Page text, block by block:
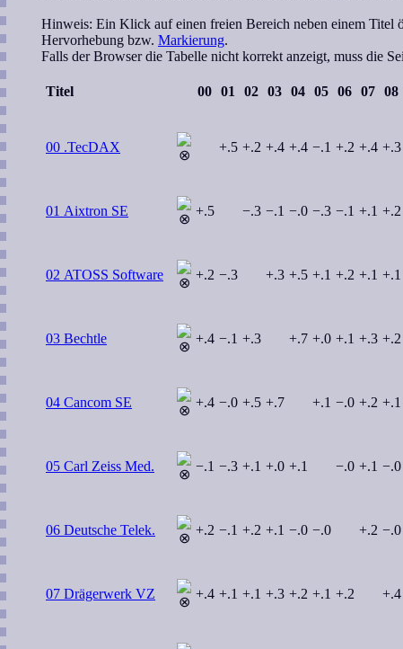
Hinweis: Ein Klick auf einen freien Bereich neben einem Titel
Hervorhebung bzw. Markierung.
Falls der Browser die Tabelle nicht korrekt anzeigt, muss die
Titel 00 01 02 03 04 05 06 07 08
00 .TecDAX +.5 +.2 +.4 +.4 −.1 +.2 +.4 +.3
01 Aixtron SE +.5 −.3 −.1 −.0 −.3 −.1 +.1 +.2
02 ATOSS Software +.2 −.3 +.3 +.5 +.1 +.2 +.1 +.1
03 Bechtle +.4 −.1 +.3 +.7 +.0 +.1 +.3 +.2
04 Cancom SE +.4 −.0 +.5 +.7 +.1 −.0 +.2 +.1
05 Carl Zeiss Med. −.1 −.3 +.1 +.0 +.1 −.0 +.1 −.0
06 Deutsche Telek. +.2 −.1 +.2 +.1 −.0 −.0 +.2 −.0
07 Drägerwerk VZ +.4 +.1 +.1 +.3 +.2 +.1 +.2 +.4